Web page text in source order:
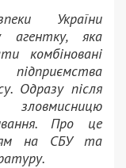
України
агентку, яка
комбіновані
Одразу після
зловмисницю
Про це
на СБУ та